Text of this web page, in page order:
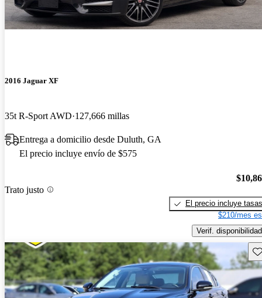
2016 Jaguar XF
35t R-Sport AWD 127,666 millas
Entrega a domicilio desde Duluth, GA
El precio incluye envío de $575
Trato justo
El precio incluye tasas
$210/mes
Verif. disponibilidad